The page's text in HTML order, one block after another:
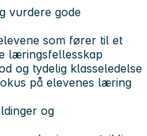
vurdere gode
som fører til et
læringsfellesskap
og tydelig klasseledelse
på elevenes læring
og